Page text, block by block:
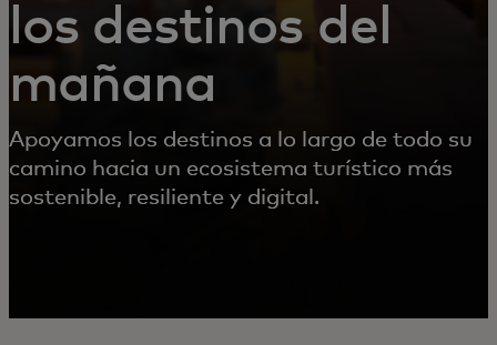
los destinos del
mañana
Apoyamos los destinos a lo largo de todo su
camino hacia un ecosistema turístico más
sostenible, resiliente y digital.